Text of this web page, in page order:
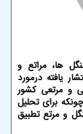
ها، مراتع و
یافته درمورد
جنگلی و مرتعی كشور
برای تحلیل
و مرتع تطبیق